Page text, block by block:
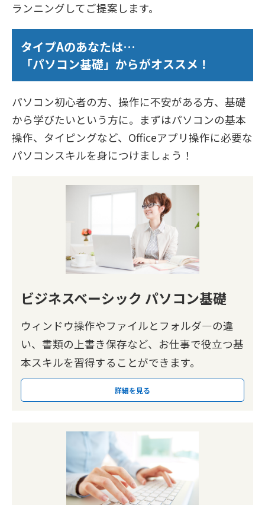
ランニングしてご提案します。
タイプAのあなたは…
「パソコン基礎」からがオススメ！
パソコン初心者の方、操作に不安がある方、基礎
から学びたいという方に。まずはパソコンの基本
操作、タイピングなど、Officeアプリ操作に必要な
パソコンスキルを身につけましょう！
ビジネスベーシック パソコン基礎
ウィンドウ操作やファイルとフォルダ―の違
い、書類の上書き保存など、お仕事で役立つ基
本スキルを習得することができます。
詳細を見る